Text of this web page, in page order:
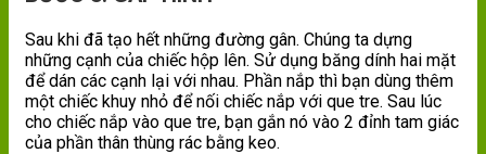
Sau khi đã tạo hết những đường gân. Chúng ta dựng
những cạnh của chiếc hộp lên. Sử dụng băng dính hai mặt
để dán các cạnh lại với nhau. Phần nắp thì bạn dùng thêm
một chiếc khuy nhỏ để nối chiếc nắp với que tre. Sau lúc
cho chiếc nắp vào que tre, bạn gắn nó vào 2 đỉnh tam giác
của phần thân thùng rác bằng keo.